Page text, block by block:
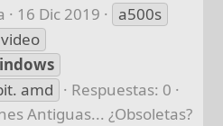
16 Dic 2019
a500s
amd
Respuestas: 0
Antiguas... ¿Obsoletas?